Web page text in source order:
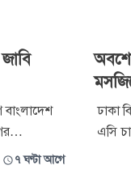
মোহাম্মদ
৭ ঘণ্টা আগে
ঢাকা
এসি